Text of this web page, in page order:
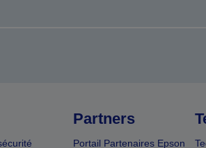
Partners
Portail Partenaires Epson